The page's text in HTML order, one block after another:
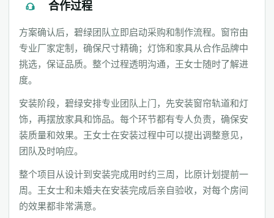
合作过程
方案确认后，碧绿团队立即启动采购和制作流程。窗帘由
专业厂家定制，确保尺寸精确；灯饰和家具从合作品牌中
挑选，保证品质。整个过程透明沟通，王女士随时了解进
度。
安装阶段，碧绿安排专业团队上门，先安装窗帘轨道和灯
饰，再摆放家具和饰品。每个环节都有专人负责，确保安
装质量和效果。王女士在安装过程中可以提出调整意见，
团队及时响应。
整个项目从设计到安装完成用时约三周，比原计划提前一
周。王女士和未婚夫在安装完成后亲自验收，对每个房间
的效果都非常满意。